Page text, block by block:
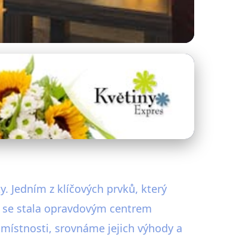
a umístit?
Jedním z klíčových prvků, který
se stala opravdovým centrem
srovnáme jejich výhody a